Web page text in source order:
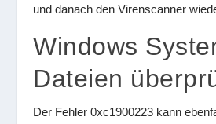
und danach den Virenscanner
Windows
Dateien
Der Fehler 0xc1900223 kann